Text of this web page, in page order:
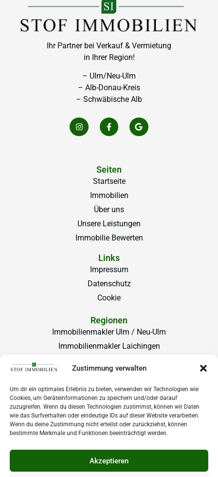
Zustimmung verwalten
Um dir ein optimales Erlebnis zu bieten, verwenden wir Technologien wie
Cookies, um Geräteinformationen zu speichern und/oder darauf
zuzugreifen. Wenn du diesen Technologien zustimmst, können wir Daten
wie das Surfverhalten oder eindeutige IDs auf dieser Website verarbeiten.
Wenn du deine Zustimmung nicht erteilst oder zurückziehst, können
bestimmte Merkmale und Funktionen beeinträchtigt werden.
Akzeptieren
Ihr Partner bei Verkauf & Vermietung
in Ihrer Region!
– Ulm/Neu-Ulm
– Alb-Donau-Kreis
– Schwäbische Alb
Seiten
Startseite
Immobilien
Über uns
Unsere Leistungen
Immobilie Bewerten
Links
Impressum
Datenschutz
Cookie
Regionen
Immobilienmakler Ulm / Neu-Ulm
Immobilienmakler Laichingen
Büro Laichingen
info@stof-immobilien.de
+49 7333 20 12 00-0
Büro Ulm
info@stof-immobilien.de